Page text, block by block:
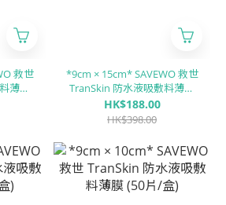
救世
薄膜
*9cm × 15cm* SAVEWO 救世
TranSkin 防水液吸敷料薄膜
(25片/盒)
HK$188.00
HK$398.00